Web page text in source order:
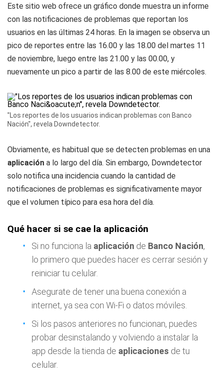
Este sitio web ofrece un gráfico donde muestra un informe
con las notificaciones de problemas que reportan los
usuarios en las últimas 24 horas. En la imagen se observa un
pico de reportes entre las 16.00 y las 18.00 del martes 11
de noviembre, luego entre las 21.00 y las 00.00, y
nuevamente un pico a partir de las 8.00 de este miércoles.
"Los reportes de los usuarios indican problemas con Banco
Nación", revela Downdetector.
Obviamente, es habitual que se detecten problemas en una
aplicación a lo largo del día. Sin embargo, Downdetector
solo notifica una incidencia cuando la cantidad de
notificaciones de problemas es significativamente mayor
que el volumen típico para esa hora del día.
Qué hacer si se cae la aplicación
Si no funciona la aplicación de Banco Nación,
lo primero que puedes hacer es cerrar sesión y
reiniciar tu celular.
Asegurate de tener una buena conexión a
internet, ya sea con Wi-Fi o datos móviles.
Si los pasos anteriores no funcionan, puedes
probar desinstalando y volviendo a instalar la
app desde la tienda de aplicaciones de tu
celular.